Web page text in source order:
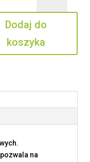
29
Dodaj do
koszyka
na